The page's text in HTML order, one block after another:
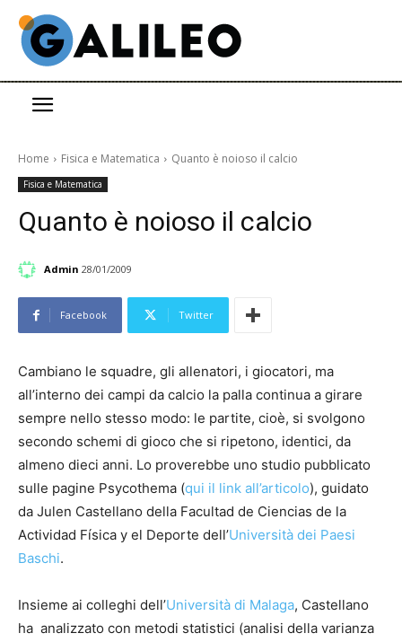
Home Fisica e Matematica Quanto è noioso il calcio
Fisica e Matematica
Quanto è noioso il calcio
Admin 28/01/2009
Facebook Twitter
Cambiano le squadre, gli allenatori, i giocatori, ma
all’interno dei campi da calcio la palla continua a girare
sempre nello stesso modo: le partite, cioè, si svolgono
secondo schemi di gioco che si ripetono, identici, da
almeno dieci anni. Lo proverebbe uno studio pubblicato
sulle pagine Psycothema (qui il link all’articolo), guidato
da Julen Castellano della Facultad de Ciencias de la
Actividad Física y el Deporte dell’Università dei Paesi
Baschi.
Insieme ai colleghi dell’Università di Malaga, Castellano
ha analizzato con metodi statistici (analisi della varianza